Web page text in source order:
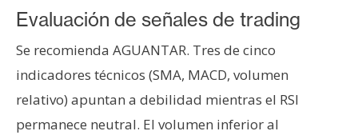
Evaluación de señales de trading
Se recomienda AGUANTAR. Tres de cinco
indicadores técnicos (SMA, MACD, volumen
relativo) apuntan a debilidad mientras el RSI
permanece neutral. El volumen inferior al